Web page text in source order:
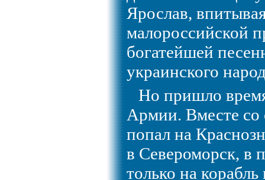
Ярослав,
малороссийской
богатейшей
украинского
Но пришло
Армии. Вместе со
попал на
в Североморск, в
только на